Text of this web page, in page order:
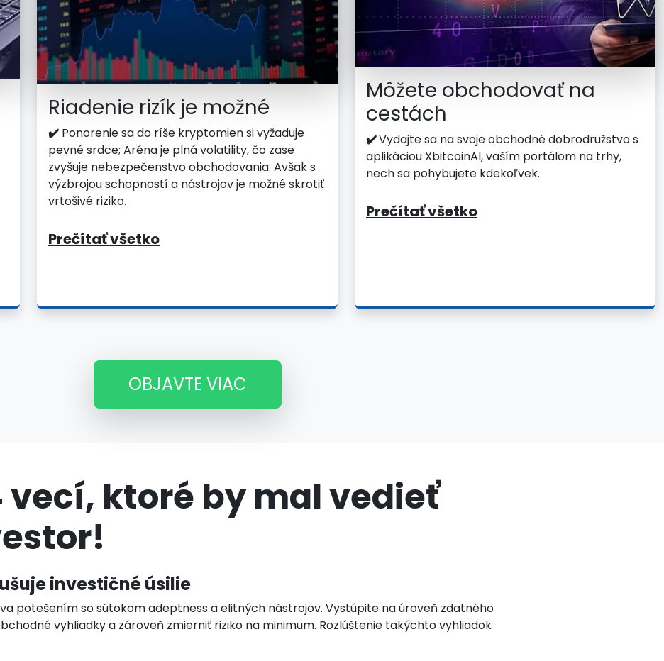
Riadenie rizík je možné
✔️ Ponorenie sa do ríše kryptomien si vyžaduje
pevné srdce; Aréna je plná volatility, čo zase
zvyšuje nebezpečenstvo obchodovania. Avšak s
výzbrojou schopností a nástrojov je možné skrotiť
vrtošivé riziko.
Prečítať všetko
Môžete obchodovať na
cestách
✔️Vydajte sa na svoje obchodné dobrodružstvo s
aplikáciou XbitcoinAI, vaším portálom na trhy,
nech sa pohybujete kdekoľvek.
Prečítať všetko
OBJAVTE VIAC
ktoré by mal vedieť
investičné úsilie
potešením so sútokom adeptness a elitných nástrojov. Vystúpite na úroveň zdatného
vyhliadky a zároveň zmierniť riziko na minimum. Rozlúštenie takýchto vyhliadok